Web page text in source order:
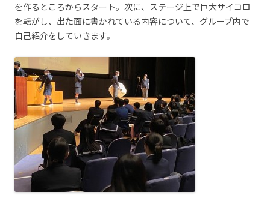
を作るところからスタート。次に、ステージ上で巨大サイコロ
を転がし、出た面に書かれている内容について、グループ内で
自己紹介をしていきます。